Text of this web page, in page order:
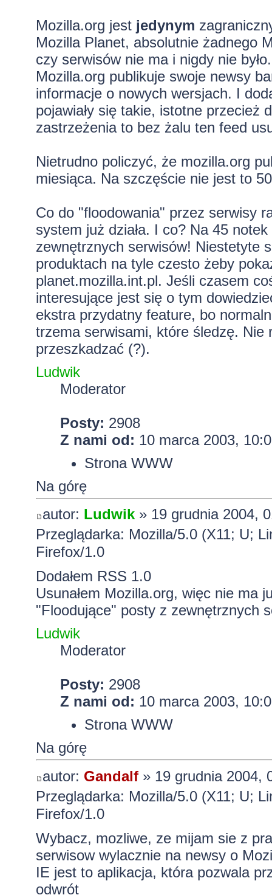
Mozilla.org jest jedynym
Mozilla Planet, absolutnie żadnego
czy serwisów nie ma i nigdy nie było.
Mozilla.org publikuje swoje newsy
informacje o nowych wersjach. I
pojawiały się takie, istotne przecież
zastrzeżenia to bez żalu ten feed
Nietrudno policzyć, że mozilla.org
miesiąca. Na szczęście nie jest to
Co do "floodowania" przez serwisy
system już działa. I co? Na 45
zewnętrznych serwisów! Niestetyte
produktach na tyle czesto żeby
planet.mozilla.int.pl. Jeśli czasem
interesujące jest się o tym
ekstra przydatny feature, bo
trzema serwisami, które śledzę.
przeszkadzać (?).
Ludwik
Moderator
Posty: 2908
Z nami od: 10 marca 2003,
Strona WWW
Na górę
autor: Ludwik» 19 grudnia 2004,
Przeglądarka: Mozilla/5.0 (X11; U;
Firefox/1.0
Dodałem RSS 1.0
Usunałem Mozilla.org, więc nie ma
"Floodujące" posty z zewnętrznych
Ludwik
Moderator
Posty: 2908
Z nami od: 10 marca 2003,
Strona WWW
Na górę
autor: Gandalf» 19 grudnia 2004,
Przeglądarka: Mozilla/5.0 (X11; U;
Firefox/1.0
Wybacz, mozliwe, ze mijam sie z
serwisow wylacznie na newsy o
IE jest to aplikacja, która pozwala
odwrót